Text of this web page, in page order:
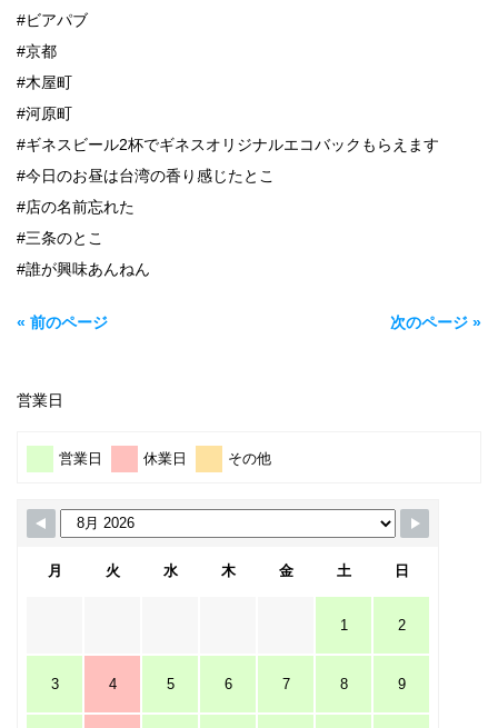
#ビアパブ
#京都
#木屋町
#河原町
#ギネスビール2杯でギネスオリジナルエコバックもらえます
#今日のお昼は台湾の香り感じたとこ
#店の名前忘れた
#三条のとこ
#誰が興味あんねん
« 前のページ 次のページ »
営業日
営業日 休業日 その他
月 火 水 木 金 土 日
1 2
3 4 5 6 7 8 9